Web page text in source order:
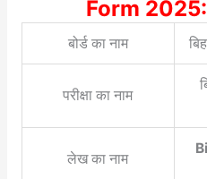
Form 2025:
बोर्ड का नाम
परीक्षा का नाम
लेख का नाम